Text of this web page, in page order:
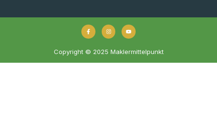
Copyright © 2025 Maklermittelpunkt